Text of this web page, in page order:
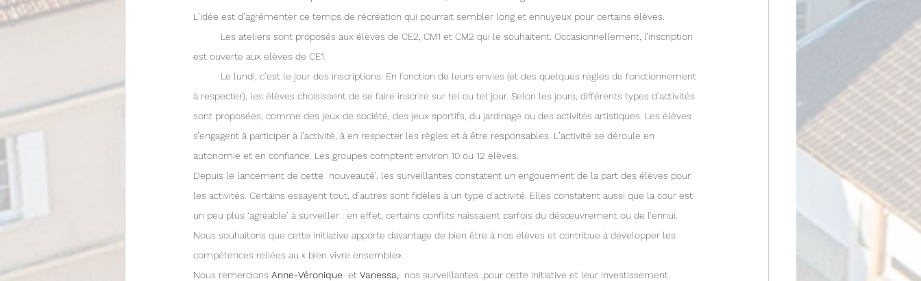
L’idée est d’agrémenter ce temps de récréation qui pourrait sembler long et ennuyeux pour certains élèves.
est ouverte aux élèves de CE1.
à respecter), les élèves choisissent de se faire inscrire sur tel ou tel jour. Selon les jours, différents types d’activités
sont proposées, comme des jeux de société, des jeux sportifs, du jardinage ou des activités artistiques. Les élèves
s’engagent à participer à l’activité, à en respecter les règles et à être responsables. L’activité se déroule en
autonomie et en confiance. Les groupes comptent environ 10 ou 12 élèves.
Depuis le lancement de cette  nouveauté’, les surveillantes constatent un engouement de la part des élèves pour
les activités. Certains essayent tout, d’autres sont fidèles à un type d’activité. Elles constatent aussi que la cour est
un peu plus ‘agréable’ à surveiller : en effet, certains conflits naissaient parfois du désœuvrement ou de l’ennui.
Nous souhaitons que cette initiative apporte davantage de bien être à nos élèves et contribue à développer les
compétences reliées au « bien vivre ensemble».
Nous remercions Anne-Véronique et Vanessa, nos surveillantes ,pour cette initiative et leur investissement.